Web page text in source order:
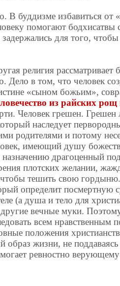
В буддизме избавиться от
помогают бодхисатвы
для того,
религия рассматривает
Дело в том, что человек
«сыном божьим»,
из райских
Человек грешен.
наследует
родителями и потому
имеющий душу
назначению драгоценный
плотских желании,
тешить свою
определит посмертную
(а душа и тело для
вечные муки.
всем нравственным
положения
образ жизни, не
ревностно